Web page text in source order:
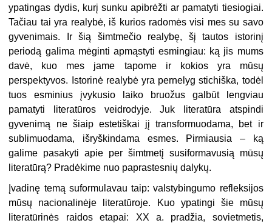
ypatingas dydis, kurį sunku apibrėžti ar pamatyti tiesiogiai.
Tačiau tai yra realybė, iš kurios radomės visi mes su savo
gyvenimais. Ir šią šimtmečio realybę, šį tautos istorinį
periodą galima mėginti apmąstyti esmingiau: ką jis mums
davė, kuo mes jame tapome ir kokios yra mūsų
perspektyvos. Istorinė realybė yra pernelyg stichiška, todėl
tuos esminius įvykusio laiko bruožus galbūt lengviau
pamatyti literatūros veidrodyje. Juk literatūra atspindi
gyvenimą ne šiaip estetiškai jį transformuodama, bet ir
sublimuodama, išryškindama esmes. Pirmiausia – ką
galime pasakyti apie per šimtmetį susiformavusią mūsų
literatūrą? Pradėkime nuo paprastesnių dalykų.
Įvadinę temą suformulavau taip: valstybingumo refleksijos
mūsų nacionalinėje literatūroje. Kuo ypatingi šie mūsų
literatūrinės raidos etapai: XX a. pradžia, sovietmetis,